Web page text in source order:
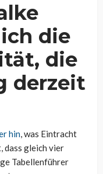
die
die
derzeit
hin, was Eintracht
dass gleich vier
Tabellenführer